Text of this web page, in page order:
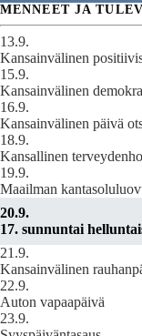
MENNEET JA
13.9.
Kansainvälinen
15.9.
Kansainvälinen
16.9.
Kansainvälinen päivä
18.9.
Kansallinen
19.9.
Maailman
20.9.
17. sunnuntai
21.9.
Kansainvälinen
22.9.
Auton vapaapäivä
23.9.